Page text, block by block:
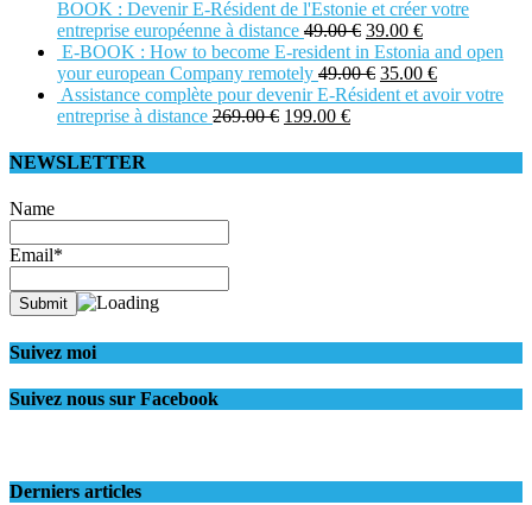
BOOK : Devenir E-Résident de l'Estonie et créer votre
entreprise européenne à distance 49.00€ 39.00 €
E-BOOK : How to become E-resident in Estonia and open
your european Company remotely 49.00€ 35.00 €
Assistance complète pour devenir E-Résident et avoir votre
entreprise à distance 269.00€ 199.00 €
NEWSLETTER
Name
Email*
Suivez moi
Suivez nous sur Facebook
Derniers articles